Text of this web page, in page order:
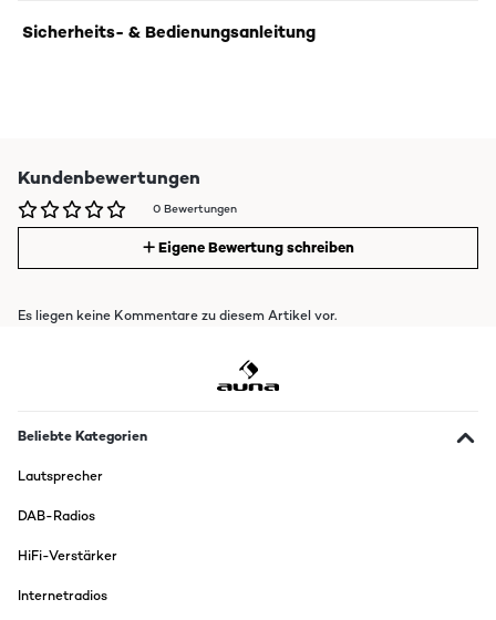
Sicherheits- & Bedienungsanleitung
Kundenbewertungen
0 Bewertungen
Eigene Bewertung schreiben
Es liegen keine Kommentare zu diesem Artikel vor.
Beliebte Kategorien
Lautsprecher
DAB-Radios
HiFi-Verstärker
Internetradios